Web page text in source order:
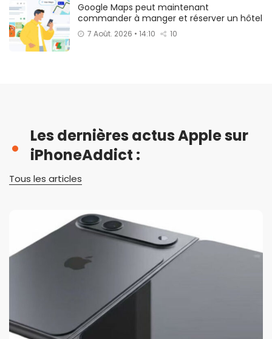
Google Maps peut maintenant
commander à manger et réserver un hôtel
7 Août. 2026 • 14:10 10
Les dernières actus Apple sur
iPhoneAddict :
Tous les articles